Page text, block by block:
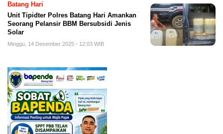
Batang Hari
Unit Tipidter Polres Batang Hari Amankan
Seorang Pelansir BBM Bersubsidi Jenis
Solar
Minggu, 14 Desember 2025 - 12:03 WIB